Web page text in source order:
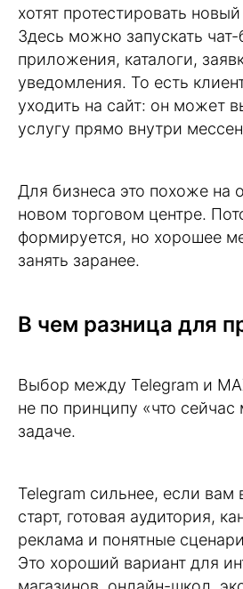
хотят протестировать
Здесь можно запускать
приложения, каталоги,
уведомления. То есть
уходить на сайт: он может
услугу прямо внутри
Для бизнеса это похоже на
новом торговом центре.
формируется, но хорошее
занять заранее.
В чем разница для
Выбор между Telegram и
не по принципу «что сейчас
задаче.
Telegram сильнее, если
старт, готовая аудитория,
реклама и понятные
Это хороший вариант для